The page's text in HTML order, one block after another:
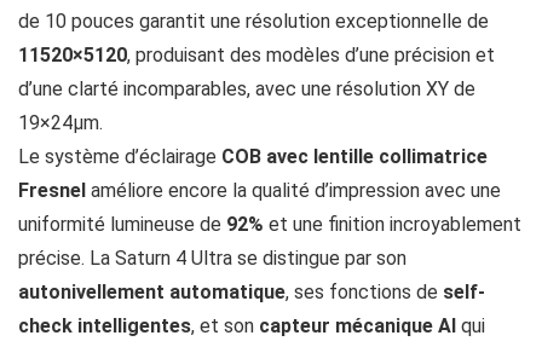
de 10 pouces garantit une résolution exceptionnelle de
11520×5120, produisant des modèles d’une précision et
d’une clarté incomparables, avec une résolution XY de
19×24μm.
Le système d’éclairage COB avec lentille collimatrice
Fresnel améliore encore la qualité d’impression avec une
uniformité lumineuse de 92% et une finition incroyablement
précise. La Saturn 4 Ultra se distingue par son
autonivellement automatique, ses fonctions de self-
check intelligentes, et son capteur mécanique AI qui